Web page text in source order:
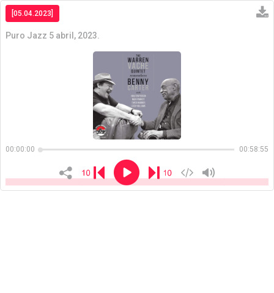
[05.04.2023]
Puro Jazz 5 abril, 2023.
00:00:00 00:58:55